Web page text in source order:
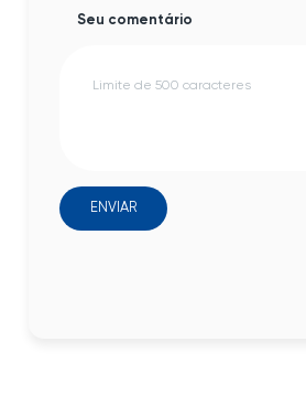
Seu comentário
ENVIAR